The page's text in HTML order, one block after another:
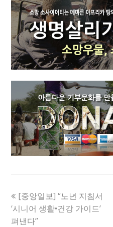
previous
post:
[중앙일보] “노년 지침서
‘시니어 생활•건강 가이드’
펴낸다”